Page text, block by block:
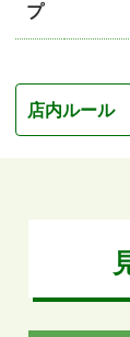
プ
店内ルール